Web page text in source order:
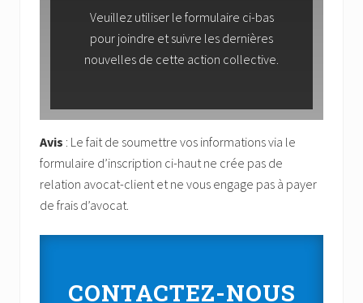
Veuillez utiliser le formulaire ci-bas
pour joindre et suivre les dernières
nouvelles de cette action collective.
Avis : Le fait de soumettre vos informations via le
formulaire d’inscription ci-haut ne crée pas de
relation avocat-client et ne vous engage pas à payer
de frais d’avocat.
CONTACTEZ-NOUS